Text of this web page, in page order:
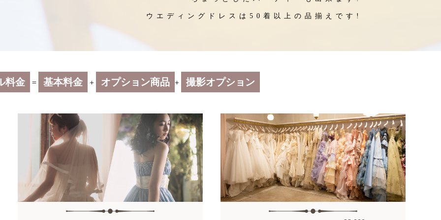
ウエディングドレスは50着以上の品揃えです!
料金 = 基本料金 + オプション商品 + 撮影オプション